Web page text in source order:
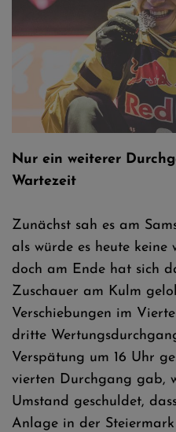
Wellinger freut sich über Silber im
Nur ein weiterer
Wartezeit
Zunächst sah es am
als würde es heute keine
doch am Ende hat sich
Zuschauer am Kulm
Verschiebungen im
dritte
Verspätung um 16 Uhr
vierten Durchgang gab,
Umstand geschuldet,
Anlage in der